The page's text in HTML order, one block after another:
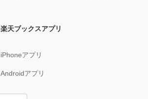
楽天ブックスアプリ
iPhoneアプリ
Androidアプリ